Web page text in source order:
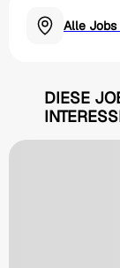
Alle Jobs
DIESE